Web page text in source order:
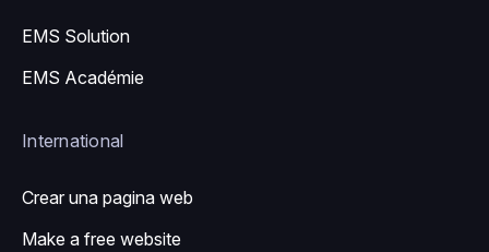
EMS Solution
EMS Académie
International
Crear una pagina web
Make a free website